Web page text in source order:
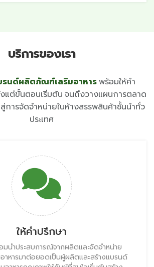
บริการของเรา
รนด์ผลิตภัณฑ์เสริมอาหารพร้อมให้คำ
งแต่ขั้นตอนเริ่มต้น จนถึงวางแผนการตลาด
การจัดจำหน่ายในห้างสรรพสินค้าชั้นนำทั่ว
ประเทศ
ให้คำปรึกษา
มนำประสบการณ์จากผลิตและจัดจำหน่าย
หารมาต่อยอดเป็นผู้ผลิตและสร้างแบรนด์